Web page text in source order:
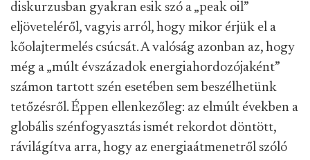
diskurzusban gyakran esik szó a „peak oil”
eljöveteléről, vagyis arról, hogy mikor érjük el a
kőolajtermelés csúcsát. A valóság azonban az, hogy
még a „múlt évszázadok energiahordozójaként”
számon tartott szén esetében sem beszélhetünk
tetőzésről. Éppen ellenkezőleg: az elmúlt években a
globális szénfogyasztás ismét rekordot döntött,
rávilágítva arra, hogy az energiaátmenetről szóló